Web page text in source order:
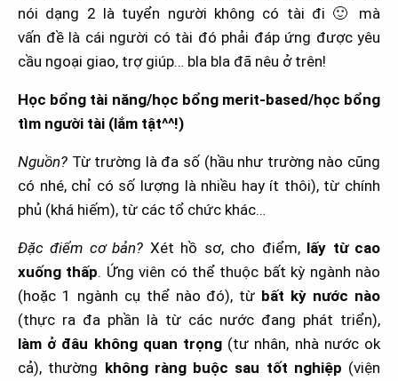
nói dạng 2 là tuyển người không có tài đi 🙂
mà
vấn đề là cái người có tài đó phải đáp ứng được yêu
cầu ngoại giao, trợ giúp… bla bla đã nêu ở trên!
Học bổng tài năng/học bổng merit-based/học bổng
tìm người tài (lắm tật^^!)
Nguồn? Từ trường là đa số (hầu như trường nào cũng
có nhé, chỉ có số lượng là nhiều hay ít thôi), từ chính
phủ (khá hiếm), từ các tổ chức khác…
Đặc điểm cơ bản? Xét hồ sơ, cho điểm, lấy từ cao
xuống thấp. Ứng viên có thể thuộc bất kỳ ngành nào
(hoặc 1 ngành cụ thể nào đó), từ bất kỳ nước nào
(thực ra đa phần là từ các nước đang phát triển),
làm ở đâu không quan trọng (tư nhân, nhà nước ok
cả), thường không ràng buộc sau tốt nghiệp (viện